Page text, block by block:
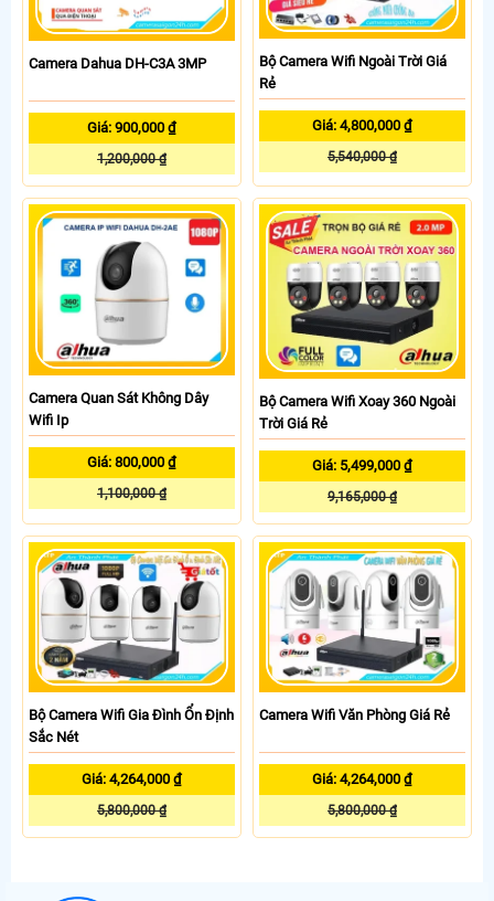
Camera Dahua DH-C3A 3MP
Giá: 900,000 ₫
1,200,000 ₫
Bộ Camera Wifi Ngoài Trời Giá
Rẻ
Giá: 4,800,000 ₫
5,540,000 ₫
Camera Quan Sát Không Dây
Wifi Ip
Giá: 800,000 ₫
1,100,000 ₫
Bộ Camera Wifi Xoay 360 Ngoài
Trời Giá Rẻ
Giá: 5,499,000 ₫
9,165,000 ₫
Bộ Camera Wifi Gia Đình Ổn Định
Sắc Nét
Giá: 4,264,000 ₫
5,800,000 ₫
Camera Wifi Văn Phòng Giá Rẻ
Giá: 4,264,000 ₫
5,800,000 ₫